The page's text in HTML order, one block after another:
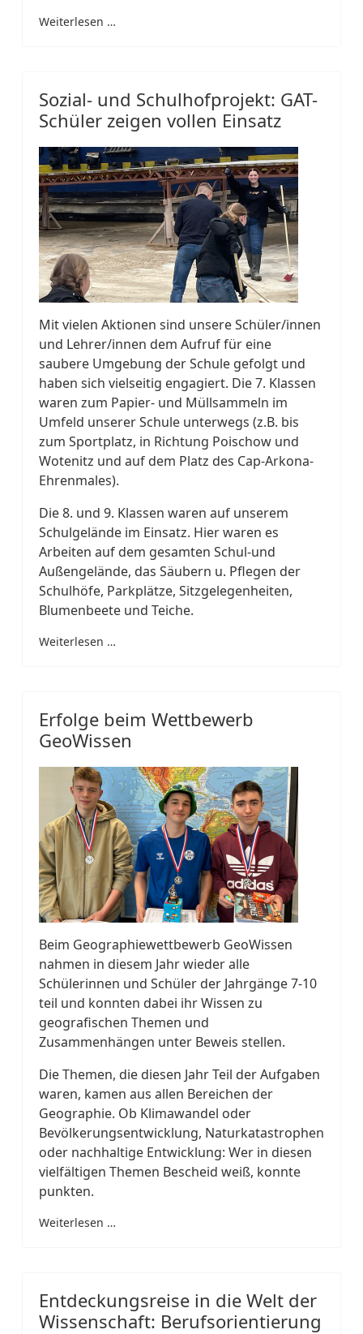
Weiterlesen …
Sozial- und Schulhofprojekt: GAT-
Schüler zeigen vollen Einsatz
Mit vielen Aktionen sind unsere Schüler/innen
und Lehrer/innen dem Aufruffür eine
saubere Umgebung der Schule gefolgt und
haben sich vielseitig engagiert. Die 7. Klassen
waren zum Papier- und Müllsammeln im
Umfeld unserer Schule unterwegs (z.B. bis
zum Sportplatz, in Richtung Poischow und
Wotenitz und auf dem Platz des Cap-Arkona-
Ehrenmales).
Die 8. und 9. Klassen waren auf unserem
Schulgelände im Einsatz. Hier waren es
Arbeiten auf dem gesamten Schul-und
Außengelände, das Säubern u. Pflegen der
Schulhöfe, Parkplätze, Sitzgelegenheiten,
Blumenbeete und Teiche.
Weiterlesen …
Erfolge beim Wettbewerb
GeoWissen
Beim Geographiewettbewerb GeoWissen
nahmen in diesem Jahr wieder alle
Schülerinnen und Schüler der Jahrgänge 7-10
teil und konnten dabei ihr Wissen zu
geografischen Themen und
Zusammenhängen unter Beweis stellen.
Die Themen, die diesen Jahr Teil der Aufgaben
waren, kamen aus allen Bereichen der
Geographie. Ob Klimawandel oder
Bevölkerungsentwicklung, Naturkatastrophen
oder nachhaltige Entwicklung: Wer in diesen
vielfältigen Themen Bescheid weiß, konnte
punkten.
Weiterlesen …
Entdeckungsreise in die Welt der
Wissenschaft: Berufsorientierung